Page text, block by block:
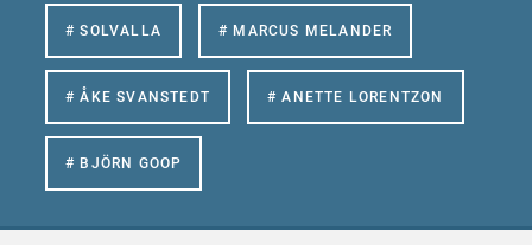
# SOLVALLA # MARCUS MELANDER
# ÅKE SVANSTEDT # ANETTE LORENTZON
# BJÖRN GOOP